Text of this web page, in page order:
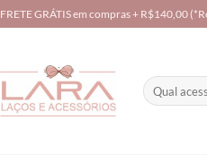
FRETE GRÁTIS em compras + R$140,00
Pesquisar
por: